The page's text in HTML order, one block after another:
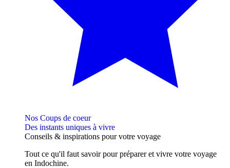
Nos Coups de coeur
Des instants uniques à vivre
Conseils & inspirations pour votre voyage
Tout ce qu'il faut savoir pour préparer et vivre votre voyage
en Indochine.